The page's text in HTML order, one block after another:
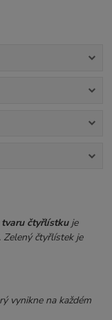
čtyřlístkuje
čtyřlístek je
vynikne na každém